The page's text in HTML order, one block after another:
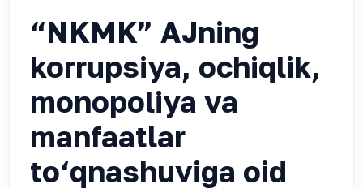
“NKMK” AJning
korrupsiya, ochiqlik,
monopoliya va
manfaatlar
to‘qnashuviga oid